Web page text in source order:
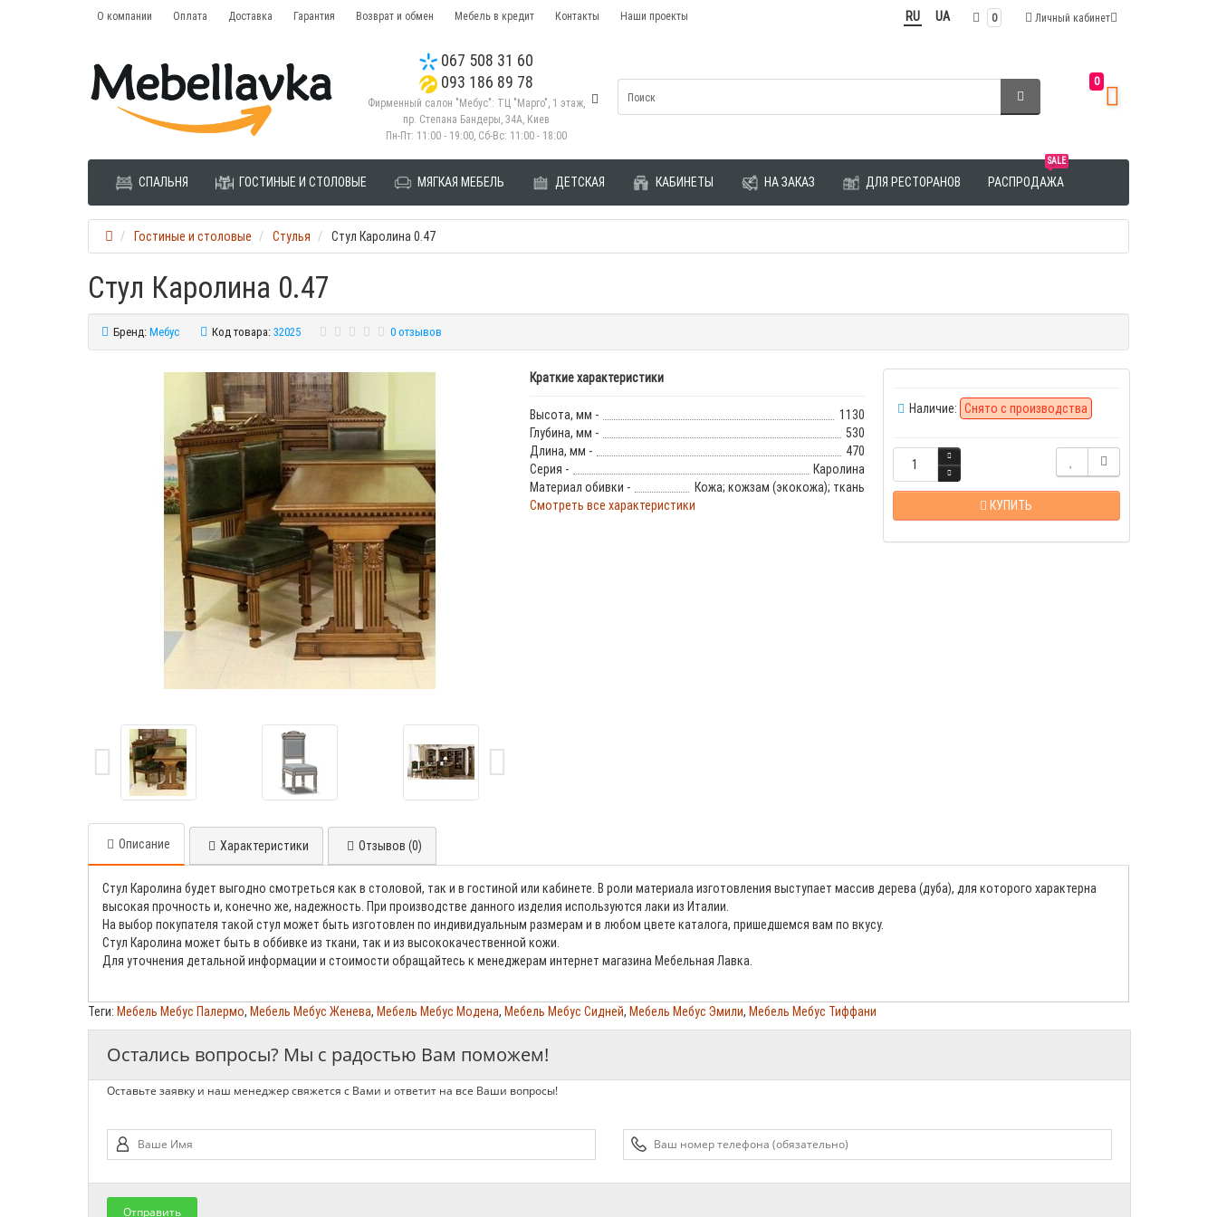
О компании Оплата Доставка Гарантия Возврат и обмен Мебель в кредит Контакты Наши проекты Личный кабинет
0
RU UA
067 508 31 60
093 186 89 78
Фирменный салон "Мебус": ТЦ "Марго", 1 этаж,
пр. Степана Бандеры, 34А, Киев
Пн-Пт: 11:00 - 19:00, Сб-Вс: 11:00 - 18:00
0
СПАЛЬНЯ ГОСТИНЫЕ И СТОЛОВЫЕ МЯГКАЯ МЕБЕЛЬ ДЕТСКАЯ КАБИНЕТЫ НА ЗАКАЗ ДЛЯ РЕСТОРАНОВ
SALE
РАСПРОДАЖА
Гостиные и столовые Стулья Стул Каролина 0.47
Стул Каролина 0.47
Бренд:Мебус Код товара:32025 0 отзывов
Краткие характеристики
Высота, мм -
1130
Глубина, мм -
530
Длина, мм -
470
Серия -
Каролина
Материал обивки -
Кожа; кожзам (экокожа); ткань
Смотреть все характеристики
Наличие: Снято с производства
КУПИТЬ
Описание Характеристики Отзывов (0)
Стул Каролина будет выгодно смотреться как в столовой, так и в гостиной или кабинете. В роли материала изготовления выступает массив дерева (дуба), для которого характерна
высокая прочность и, конечно же, надежность. При производстве данного изделия используются лаки из Италии.
На выбор покупателя такой стул может быть изготовлен по индивидуальным размерам и в любом цвете каталога, пришедшемся вам по вкусу.
Стул Каролина может быть в оббивке из ткани, так и из высококачественной кожи.
Для уточнения детальной информации и стоимости обращайтесь к менеджерам интернет магазина Мебельная Лавка.
Теги: Мебель Мебус Палермо, Мебель Мебус Женева, Мебель Мебус Модена, Мебель Мебус Сидней, Мебель Мебус Эмили, Мебель Мебус Тиффани
Остались вопросы? Мы с радостью Вам поможем!
Оставьте заявку и наш менеджер свяжется с Вами и ответит на все Ваши вопросы!
Отправить